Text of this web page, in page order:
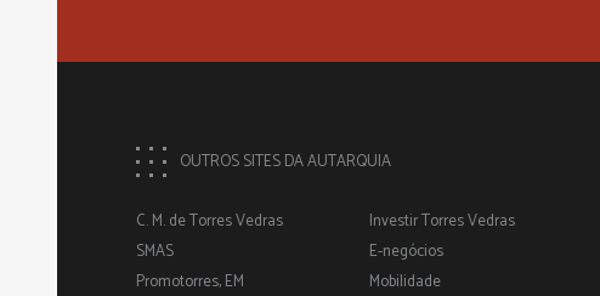
OUTROS SITES DA AUTARQUIA
C. M. de Torres Vedras
SMAS
Promotorres, EM
Investir Torres Vedras
E-negócios
Mobilidade